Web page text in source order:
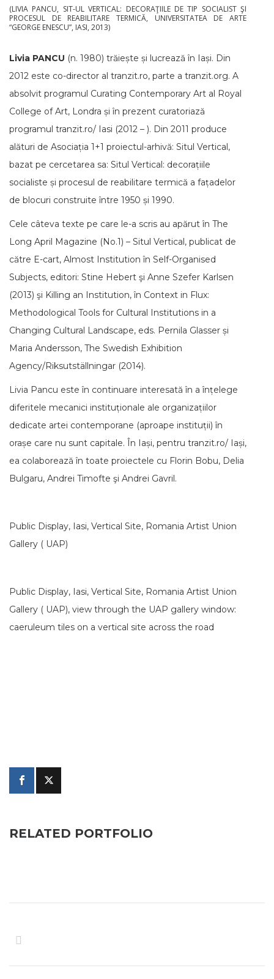
(LIVIA PANCU, SIT-UL VERTICAL: DECORAŢIILE DE TIP SOCIALIST ŞI
PROCESUL DE REABILITARE TERMICĂ, UNIVERSITATEA DE ARTE
“GEORGE ENESCU”, IASI, 2013)
Livia PANCU (n. 1980) trăiește și lucrează în Iași. Din
2012 este co-director al tranzit.ro, parte a tranzit.org. A
absolvit programul Curating Contemporary Art al Royal
College of Art, Londra și în prezent curatoriază
programul tranzit.ro/ Iasi (2012 – ). Din 2011 produce
alături de Asociația 1+1 proiectul-arhivă: Situl Vertical,
bazat pe cercetarea sa: Situl Vertical: decorațiile
socialiste și procesul de reabilitare termică a fațadelor
de blocuri construite între 1950 și 1990.
Cele câteva texte pe care le-a scris au apărut în The
Long April Magazine (No.1) – Situl Vertical, publicat de
către E-cart, Almost Institution în Self-Organised
Subjects, editori: Stine Hebert şi Anne Szefer Karlsen
(2013) şi Killing an Institution, în Context in Flux:
Methodological Tools for Cultural Institutions in a
Changing Cultural Landscape, eds. Pernila Glasser și
Maria Andersson, The Swedish Exhibition
Agency/Riksutställningar (2014).
Livia Pancu este în continuare interesată în a înțelege
diferitele mecanici instituționale ale organizațiilor
dedicate artei contemporane (aproape instituții) în
orașe care nu sunt capitale. În Iași, pentru tranzit.ro/ Iași,
ea colaborează în toate proiectele cu Florin Bobu, Delia
Bulgaru, Andrei Timofte şi Andrei Gavril.
Public Display, Iasi, Vertical Site, Romania Artist Union
Gallery ( UAP)
Public Display, Iasi, Vertical Site, Romania Artist Union
Gallery ( UAP), view through the UAP gallery window:
caeruleum tiles on a vertical site across the road
RELATED PORTFOLIO